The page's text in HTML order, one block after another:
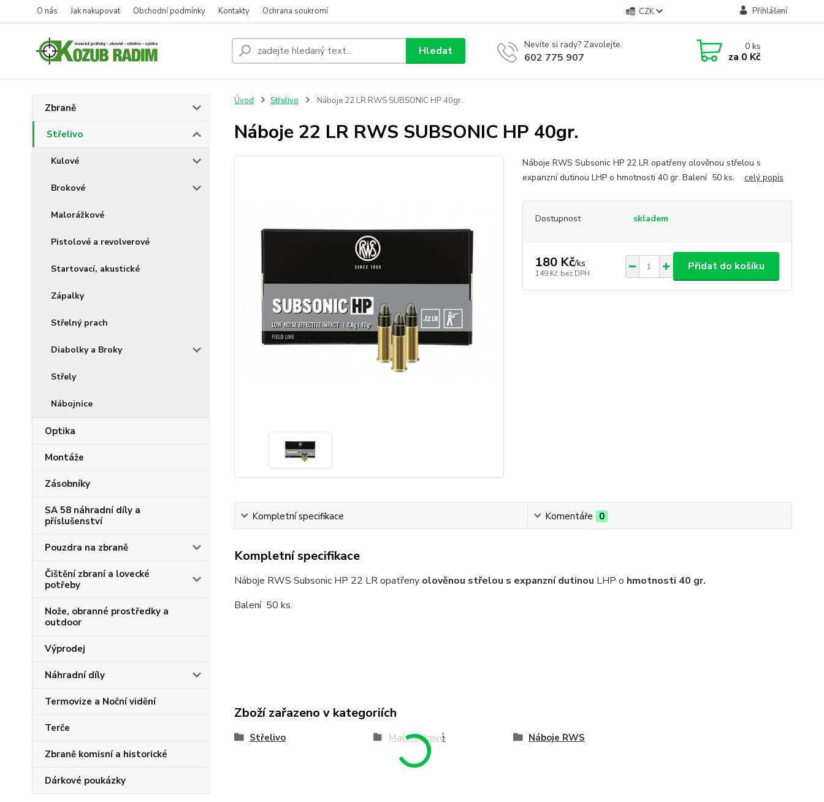
O nás Jak nakupovat Obchodní podmínky Kontakty Ochrana soukromí CZK Přihlášení
Hledat Nevíte si rady? Zavolejte.
602 775 907
0ks
za 0 Kč
Zbraně
Střelivo
Kulové
Brokové
Malorážkové
Pistolové a revolverové
Startovací, akustické
Zápalky
Střelný prach
Diabolky a Broky
Střely
Nábojnice
Optika
Montáže
Zásobníky
SA 58 náhradní díly a
příslušenství
Pouzdra na zbraně
Čištění zbraní a lovecké
potřeby
Nože, obranné prostředky a
outdoor
Výprodej
Náhradní díly
Termovize a Noční vidění
Terče
Zbraně komisní a historické
Dárkové poukázky
Úvod Střelivo Náboje 22 LR RWS SUBSONIC HP 40gr.
Náboje 22 LR RWS SUBSONIC HP 40gr.
Náboje RWS Subsonic HP 22 LR opatřeny olověnou střelou s
expanzní dutinou LHP o hmotnosti 40 gr. Balení 50 ks. celý popis
Dostupnost skladem
180 Kč/ks
149 Kč bez DPH
Přidat do košíku
Kompletní specifikace Komentáře 0
Kompletní specifikace
Náboje RWS Subsonic HP 22 LR opatřeny olověnou střelou s expanzní dutinou LHP o hmotnosti 40 gr.
Balení 50 ks.
Zboží zařazeno v kategoriích
Střelivo Malorážkové Náboje RWS